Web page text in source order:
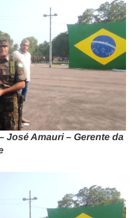
José Amauri – Gerente da